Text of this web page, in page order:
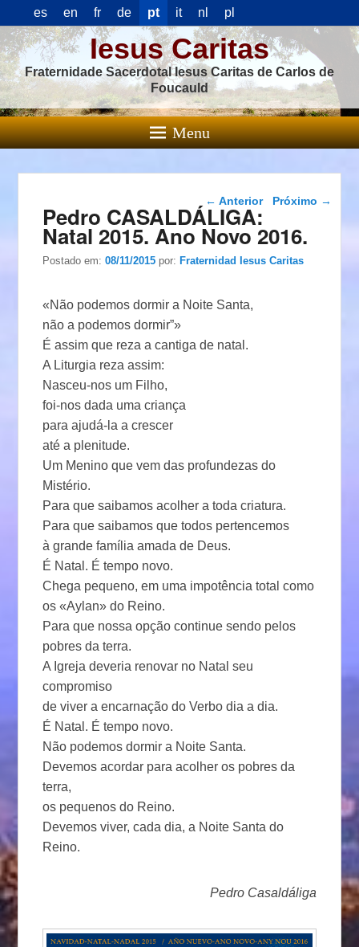
es en fr de pt it nl pl
Iesus Caritas
Fraternidade Sacerdotal Iesus Caritas de Carlos de
Foucauld
Menu
Navegação das
← Anterior Próximo →
Pedro CASALDÁLIGA:
Natal 2015. Ano Novo 2016.
Postado em:08/11/2015 por:Fraternidad Iesus Caritas
«Não podemos dormir a Noite Santa,
não a podemos dormir”»
É assim que reza a cantiga de natal.
A Liturgia reza assim:
Nasceu-nos um Filho,
foi-nos dada uma criança
para ajudá-la a crescer
até a plenitude.
Um Menino que vem das profundezas do
Mistério.
Para que saibamos acolher a toda criatura.
Para que saibamos que todos pertencemos
à grande família amada de Deus.
É Natal. É tempo novo.
Chega pequeno, em uma impotência total como
os «Aylan» do Reino.
Para que nossa opção continue sendo pelos
pobres da terra.
A Igreja deveria renovar no Natal seu
compromiso
de viver a encarnação do Verbo dia a dia.
É Natal. É tempo novo.
Não podemos dormir a Noite Santa.
Devemos acordar para acolher os pobres da
terra,
os pequenos do Reino.
Devemos viver, cada dia, a Noite Santa do
Reino.
Pedro Casaldáliga